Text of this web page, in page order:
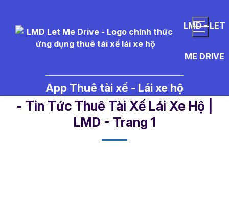
LMD - LET
ME DRIVE
App Thuê tài xế - Lái xe hộ
- Tin Tức Thuê Tài Xế Lái Xe Hộ |
LMD - Trang 1​